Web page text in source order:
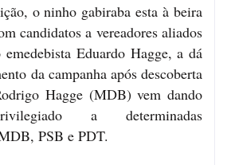
o ninho gabiraba esta à beira
candidatos a vereadores aliados
Eduardo Hagge, a dá
da campanha após descoberta
Hagge (MDB) vem dando
a determinadas
PSB e PDT.